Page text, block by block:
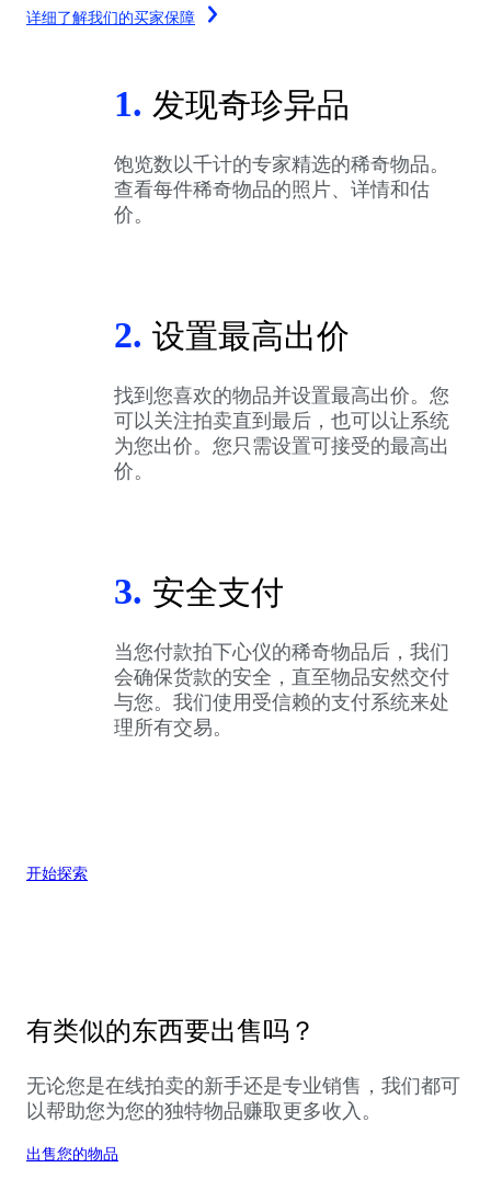
详细了解我们的买家保障
1. 发现奇珍异品
饱览数以千计的专家精选的稀奇物品。
查看每件稀奇物品的照片、详情和估
价。
2. 设置最高出价
找到您喜欢的物品并设置最高出价。您
可以关注拍卖直到最后，也可以让系统
为您出价。您只需设置可接受的最高出
价。
3. 安全支付
当您付款拍下心仪的稀奇物品后，我们
会确保货款的安全，直至物品安然交付
与您。我们使用受信赖的支付系统来处
理所有交易。
开始探索
有类似的东西要出售吗？
无论您是在线拍卖的新手还是专业销售，我们都可
以帮助您为您的独特物品赚取更多收入。
出售您的物品